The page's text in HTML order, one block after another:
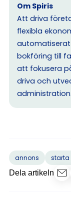
Om Spiris
Att driva
flexibla
bokföring till
att fokusera
driva och
annons starta
Dela artikeln